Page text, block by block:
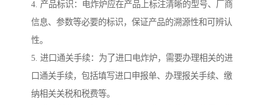
4. 产品标识：电炸炉应在产品上标注清晰的型号、厂商
信息、参数等必要的标识，保证产品的溯源性和可辨认
性。
5. 进口通关手续：为了进口电炸炉，需要办理相关的进
口通关手续，包括填写进口申报单、办理报关手续、缴
纳相关关税和税费等。